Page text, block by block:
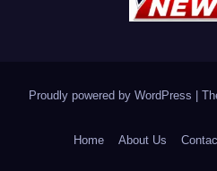
Proudly powered by WordPress
Home About Us